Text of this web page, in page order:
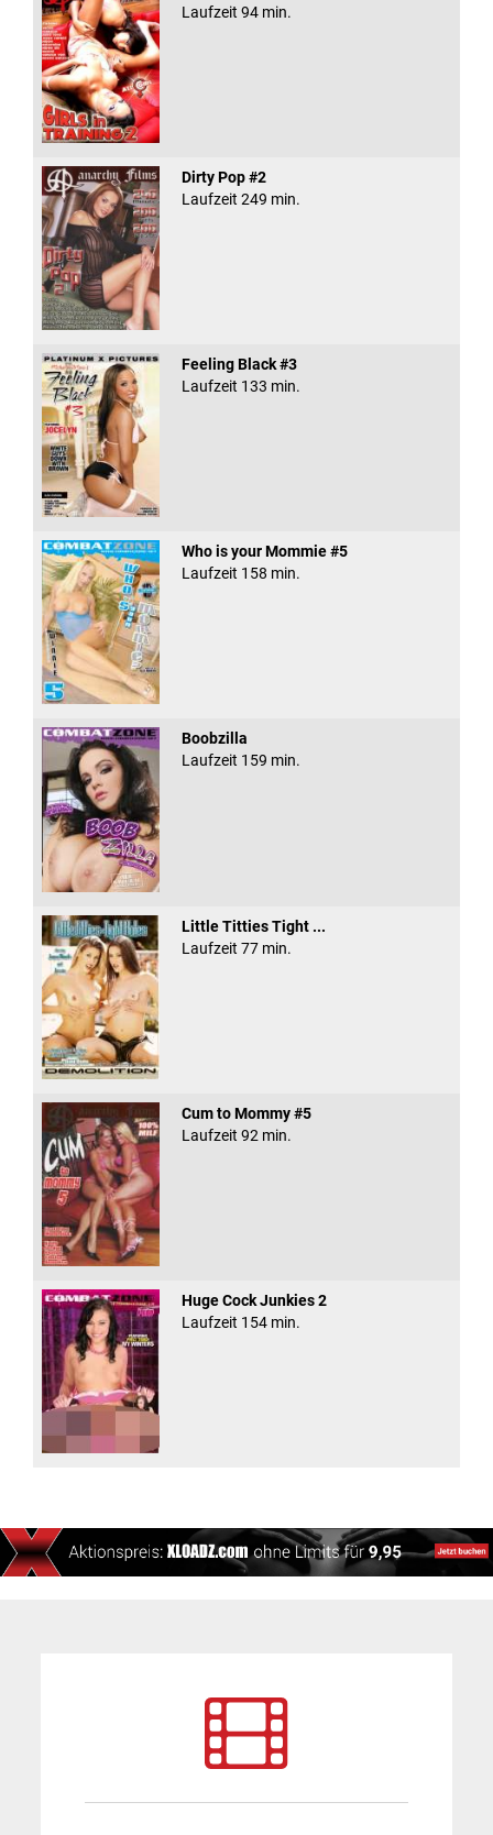
Laufzeit 94 min.
Dirty Pop #2
Laufzeit 249 min.
Feeling Black #3
Laufzeit 133 min.
Who is your Mommie #5
Laufzeit 158 min.
Boobzilla
Laufzeit 159 min.
Little Titties Tight ...
Laufzeit 77 min.
Cum to Mommy #5
Laufzeit 92 min.
Huge Cock Junkies 2
Laufzeit 154 min.